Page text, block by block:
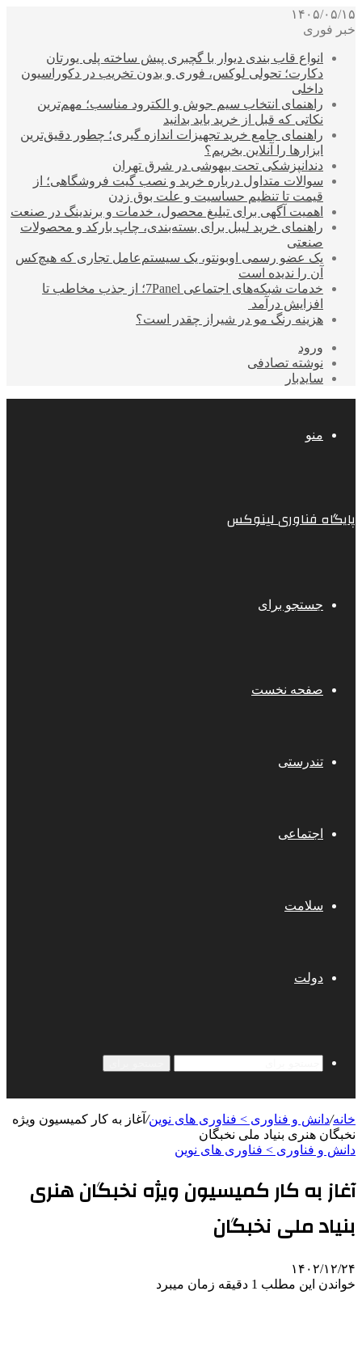
۱۴۰۵/۰۵/۱۵
خبر فوری
انواع قاب بندی دیوار با گچبری پیش ساخته پلی یورتان
دکارت؛ تحولی لوکس، فوری و بدون تخریب در دکوراسیون
داخلی
راهنمای انتخاب سیم جوش و الکترود مناسب؛ مهم‌ترین
نکاتی که قبل از خرید باید بدانید
راهنمای جامع خرید تجهیزات اندازه گیری؛ چطور دقیق‌ترین
ابزارها را آنلاین بخریم؟
دندانپزشکی تحت بیهوشی در شرق تهران
سوالات متداول درباره خرید و نصب گیت فروشگاهی؛ از
قیمت تا تنظیم حساسیت و علت بوق زدن
اهمیت آگهی برای تبلیغ محصول، خدمات و برندینگ در صنعت
راهنمای خرید لیبل برای بسته‌بندی، چاپ بارکد و محصولات
صنعتی
یک عضو رسمی اوبونتو، یک سیستم‌عامل تجاری که هیچ‌کس
آن را ندیده است
خدمات شبکه‌های اجتماعی 7Panel؛ از جذب مخاطب تا
افزایش درآمد
هزینه رنگ مو در شیراز چقدر است؟
ورود
نوشته تصادفی
سایدبار
منو
پایگاه فناوری لینوکس
جستجو برای
صفحه نخست
تندرستی
اجتماعی
سلامت
دولت
خانه/دانش و فناوری > فناوری های نوین/ آغاز به کار کمیسیون ویژه
نخبگان هنری بنیاد ملی نخبگان
دانش و فناوری > فناوری های نوین
آغاز به کار کمیسیون ویژه نخبگان هنری
بنیاد ملی نخبگان
۱۴۰۲/۱۲/۲۴
خواندن این مطلب 1 دقیقه زمان میبرد